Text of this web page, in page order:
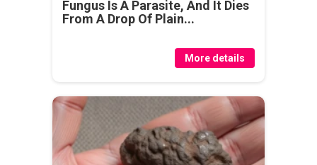
Fungus Is A Parasite, And It Dies
From A Drop Of Plain...
More details